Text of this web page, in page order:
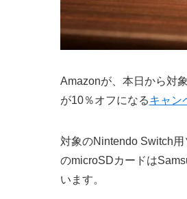
Amazonが、本日から対
が10％オフになるキャン
対象のNintendo Switch
のmicroSDカードは
います。